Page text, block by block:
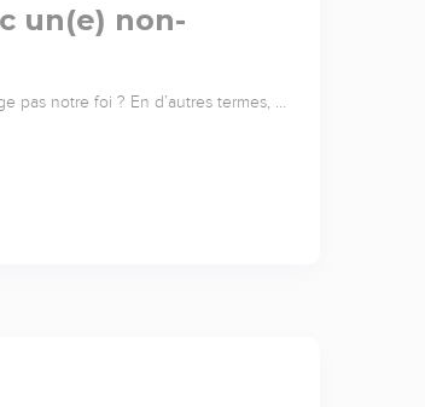
un(e) non-
pas notre foi ? En d’autres termes, …